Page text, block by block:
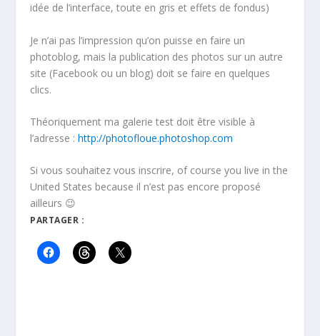
idée de l’interface, toute en gris et effets de fondus)
Je n’ai pas l’impression qu’on puisse en faire un
photoblog, mais la publication des photos sur un autre
site (Facebook ou un blog) doit se faire en quelques
clics.
Théoriquement ma galerie test doit être visible à
l’adresse :http://photofloue.photoshop.com
Si vous souhaitez vous inscrire, of course you live in the
United States because il n’est pas encore proposé
ailleurs 😉
PARTAGER :